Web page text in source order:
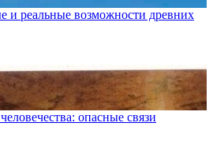
реальные возможности древних
опасные связи